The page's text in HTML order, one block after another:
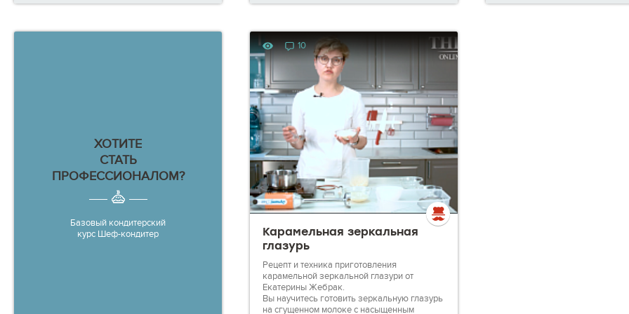
видео откроется вам автоматически! Под
Смотрите видео, задавайте
ХОТИТЕ
СТАТЬ
ПРОФЕССИОНАЛОМ?
Базовый кондитерский
курс Шеф-кондитер
10
Карамельная зеркальная
глазурь
Рецепт и техника приготовления
карамельной зеркальной глазури от
Екатерины Жебрак.
Вы научитесь готовить зеркальную глазурь
на сгущенном молоке с насыщенным